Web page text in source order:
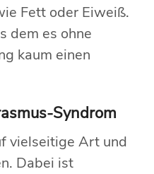
Fett oder Eiweiß.
dem es ohne
kaum einen
Syndrom
vielseitige Art und
Dabei ist